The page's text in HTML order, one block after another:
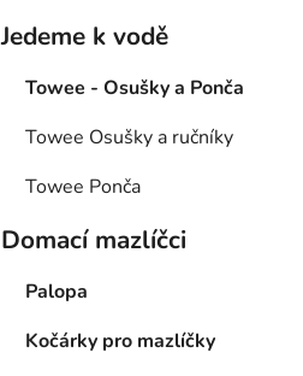
Jedeme k vodě
Towee - Osušky a Ponča
Towee Osušky a ručníky
Towee Ponča
Domací mazlíčci
Palopa
Kočárky pro mazlíčky